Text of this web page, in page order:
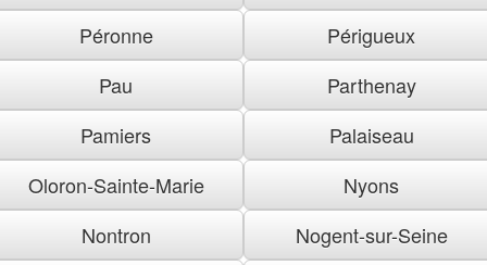
Péronne
Périgueux
Pau
Parthenay
Pamiers
Palaiseau
Oloron-Sainte-Marie
Nyons
Nontron
Nogent-sur-Seine